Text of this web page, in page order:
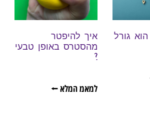
גורל איך להיפטר
מהסטרס באופן טבעי
?
למאמ המלא ⭠